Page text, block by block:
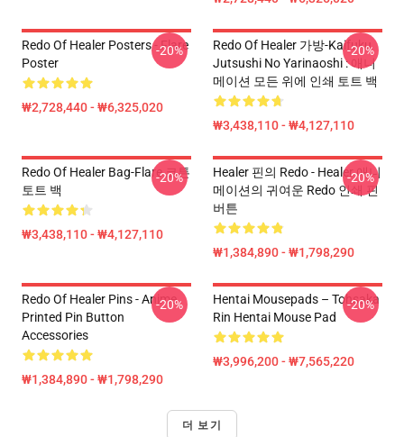
Redo Of Healer Posters - Flare
Poster
₩2,728,440 - ₩6,325,020
-20%
Redo Of Healer 가방-Kaifuku
Jutsushi No Yarinaoshi : 애니
메이션 모든 위에 인쇄 토트 백
₩3,438,110 - ₩4,127,110
-20%
Redo Of Healer Bag-Flare 코튼
토트 백
₩3,438,110 - ₩4,127,110
-20%
Healer 핀의 Redo - Healer 애니
메이션의 귀여운 Redo 인쇄 핀
버튼
₩1,384,890 - ₩1,798,290
-20%
Redo Of Healer Pins - Anime
Printed Pin Button
Accessories
₩1,384,890 - ₩1,798,290
-20%
Hentai Mousepads – Tohsaka
Rin Hentai Mouse Pad
₩3,996,200 - ₩7,565,220
-20%
더 보기